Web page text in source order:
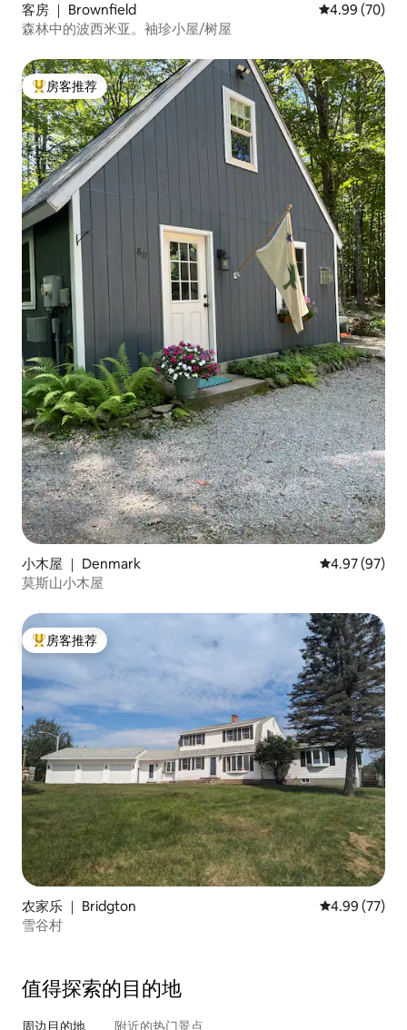
客房 ｜ Brownfield 平均评分 4.99
4.99 (70)
森林中的波西米亚。袖珍小屋/树屋
热门「房客推荐」
房客推荐
小木屋 ｜ Denmark 平均评分
4.97 (97)
莫斯山小木屋
热门「房客推荐」
房客推荐
农家乐 ｜ Bridgton 平均评分
4.99 (77)
雪谷村
值得探索的目的地
周边目的地 附近的热门景点